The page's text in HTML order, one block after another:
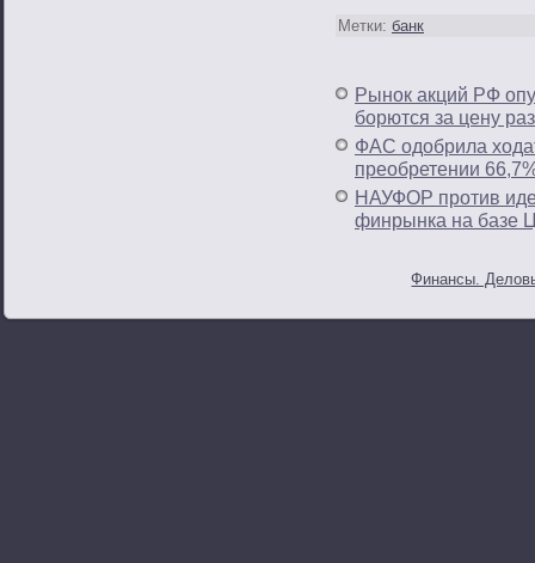
Метки: банк
Рынок акций РФ
борются за цену
ФАС одобрила
преобретении
НАУФОР против
финрынка на базе
Финансы.